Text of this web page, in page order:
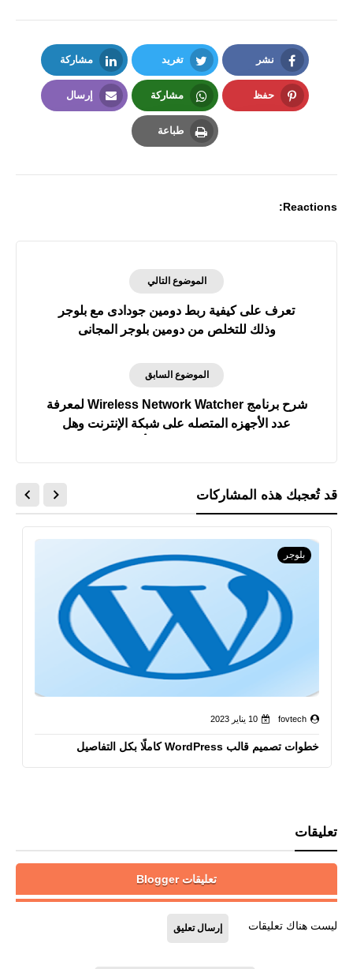
نشر
Facebook
تغريد
Twitter
مشاركة
LinkedIn
حفظ مشاركة
Whatsapp
إرسال
طباعة
Reactions:
الموضوع التالي
تعرف على كيفية ربط دومين جودادى مع بلوجر
وذلك للتخلص من دومين بلوجر المجانى
الموضوع السابق
شرح برنامج Wireless Network Watcher لمعرفة
عدد الأجهزه المتصله على شبكة الإنترنت وهل
قد تُعجبك هذه المشاركات
بلوجر
fovtech 10 يناير 2023
خطوات تصميم قالب WordPress كاملًا بكل التفاصيل
تعليقات
تعليقات Blogger
ليست هناك تعليقات إرسال تعليق